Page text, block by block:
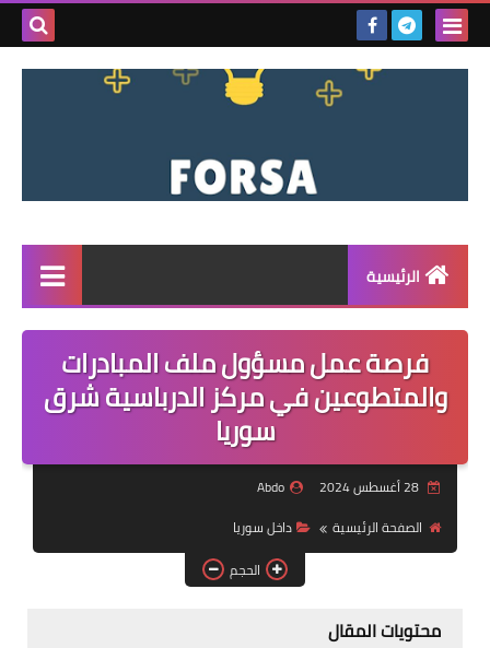
بحث
الرئيسية
القائمة
مناقصات
فرص عمل داخل سوريا
فرص عمل في تركيا
فرص عمل في اليمن
فرصة عمل مسؤول ملف المبادرات
والمتطوعين في مركز الدرباسية شرق
سوريا
28 أغسطس 2024
Abdo
الصفحة الرئيسية
داخل سوريا
الحجم
محتويات المقال